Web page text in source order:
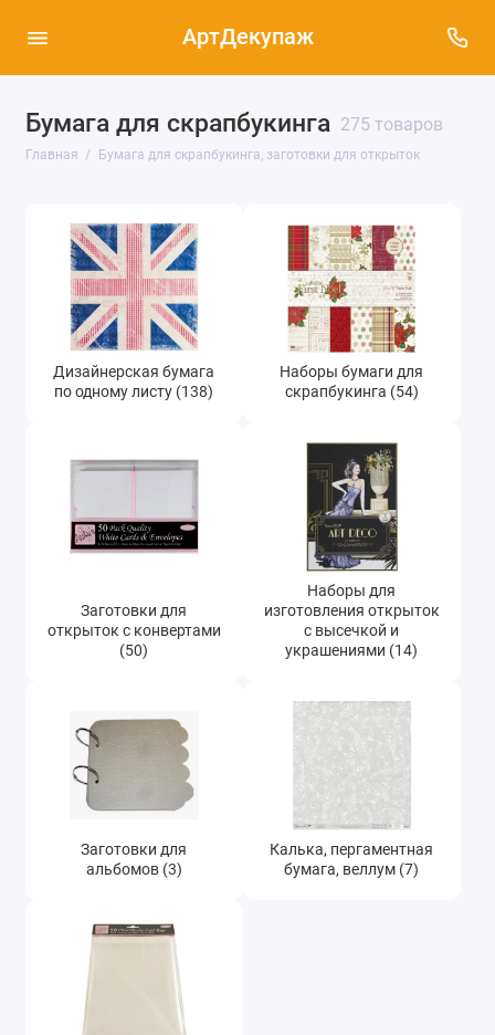
АртДекупаж
Бумага для скрапбукинга 275 товаров
Главная Бумага для скрапбукинга, заготовки для открыток
Заготовки для открыток с конвертами (50)
Наборы для изготовления открыток с
высечкой и украшениями (14)
Заготовки для альбомов (3)
Калька, пергаментная бумага, веллум (7)
Упаковка для открыток - прозрачные
пакеты с клеевым клапаном (8)
Дизайнерская бумага
по одному листу (138)
Наборы бумаги для
скрапбукинга (54)
Заготовки для
открыток с конвертами
(50)
Наборы для
изготовления открыток
с высечкой и
украшениями (14)
Заготовки для
альбомов (3)
Калька, пергаментная
бумага, веллум (7)